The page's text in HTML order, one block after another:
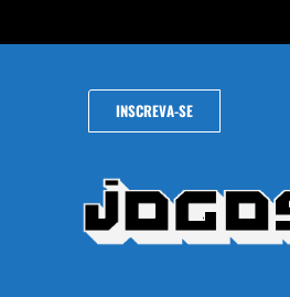
INSCREVA-SE